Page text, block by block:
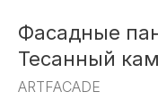
Фасадные
Тесанный
ARTFACADE